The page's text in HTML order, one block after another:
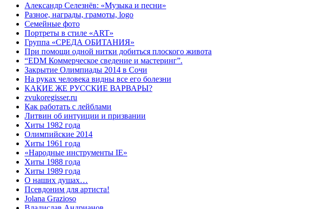
Александр Селезнёв: «Музыка и песни»
Разное, награды, грамоты, logo
Семейные фото
Портреты в стиле «ART»
Группа «СРЕДА ОБИТАНИЯ»
При помощи одной нитки добиться плоского живота
“EDM Коммерческое сведение и мастеринг”.
Закрытие Олимпиады 2014 в Сочи
На руках человека видны все его болезни
КАКИЕ ЖЕ РУССКИЕ ВАРВАРЫ?
zvukoregisser.ru
Как работать с лейблами
Литвин об интуиции и призвании
Хиты 1982 года
Олимпийские 2014
Хиты 1961 года
«Народные инструменты IE»
Хиты 1988 года
Хиты 1989 года
О наших душах…
Псевдоним для артиста!
Jolana Grazioso